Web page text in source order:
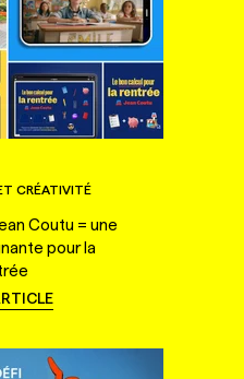
CRÉATIVITÉ
Coutu = une
pour la